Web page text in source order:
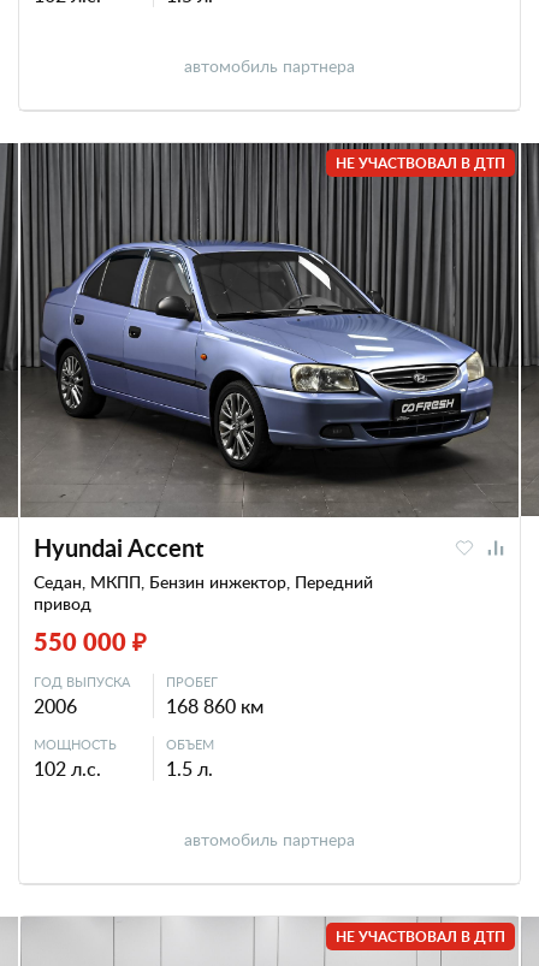
автомобиль партнера
НЕ УЧАСТВОВАЛ В ДТП
Hyundai Accent
Седан, МКПП, Бензин инжектор, Передний
привод
550 000 ₽
ГОД ВЫПУСКА
2006
ПРОБЕГ
168 860 км
МОЩНОСТЬ
102 л.с.
ОБЪЕМ
1.5 л.
автомобиль партнера
НЕ УЧАСТВОВАЛ В ДТП